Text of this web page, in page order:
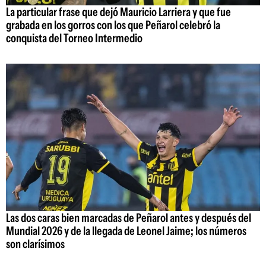
La particular frase que dejó Mauricio Larriera y que fue
grabada en los gorros con los que Peñarol celebró la
conquista del Torneo Intermedio
Las dos caras bien marcadas de Peñarol antes y después del
Mundial 2026 y de la llegada de Leonel Jaime; los números
son clarísimos